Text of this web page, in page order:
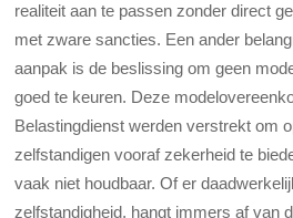
realiteit aan te passen zonder direct
met zware sancties. Een ander
aanpak is de beslissing om geen
goed te keuren. Deze
Belastingdienst werden verstrekt om
zelfstandigen vooraf zekerheid te
vaak niet houdbaar. Of er
zelfstandigheid, hangt immers af van